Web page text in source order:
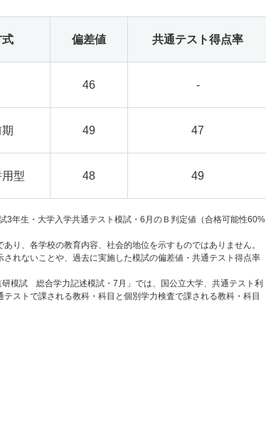
式 偏差値 共通テスト得点率
46 -
49 47
型 48 49
生・大学入学共通テスト模試・6月のＢ判定値（合格可能性60%
、各学校の教育内容、社会的地位を示すものではありません。
れないことや、過去に実施した模試の偏差値・共通テスト得点率
試 総合学力記述模試・7月」では、国公立大学、共通テスト利
ストで課される教科・科目と個別学力検査で課される教科・科目